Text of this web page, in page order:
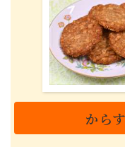
から